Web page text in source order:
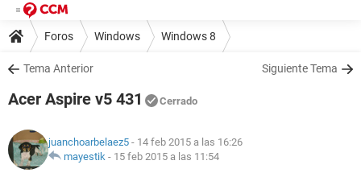
Foros Windows Windows 8
Tema Anterior Siguiente Tema
Acer Aspire v5 431 Cerrado
juanchoarbelaez5 - 14 feb 2015 a las 16:26
mayestik - 15 feb 2015 a las 11:54